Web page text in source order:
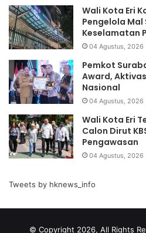
Wali Kota Eri
Pengelola
Keselamatan
04 Agustus, 2026
Pemkot
Award,
Nasional
04 Agustus, 2026
Wali Kota Eri
Calon Dirut
Pengawasan
04 Agustus, 2026
Tweets by hknews_info
© Copyright 2026, All Rights